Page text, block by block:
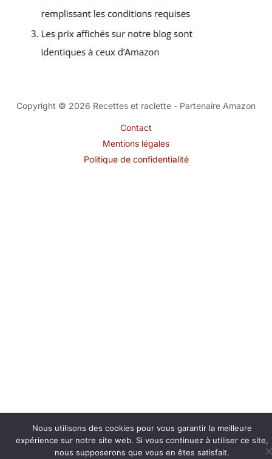
Copyright © 2026 Recettes et raclette - Partenaire Amazon
Contact
Mentions légales
Politique de confidentialité
Nous utilisons des cookies pour vous garantir la meilleure
expérience sur notre site web. Si vous continuez à utiliser ce site,
nous supposerons que vous en êtes satisfait.